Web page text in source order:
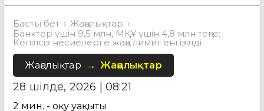
Басты бет
Жаңалықтар
Банктер үшін 9,5 млн, МҚҰ үшін 4,8 млн теңге:
Кепілсіз несиелерге жаңа лимит енгізілді
Жаңалықтар Жаңалықтар
28 шілде, 2026 | 08:21
2 мин. - оқу уақыты